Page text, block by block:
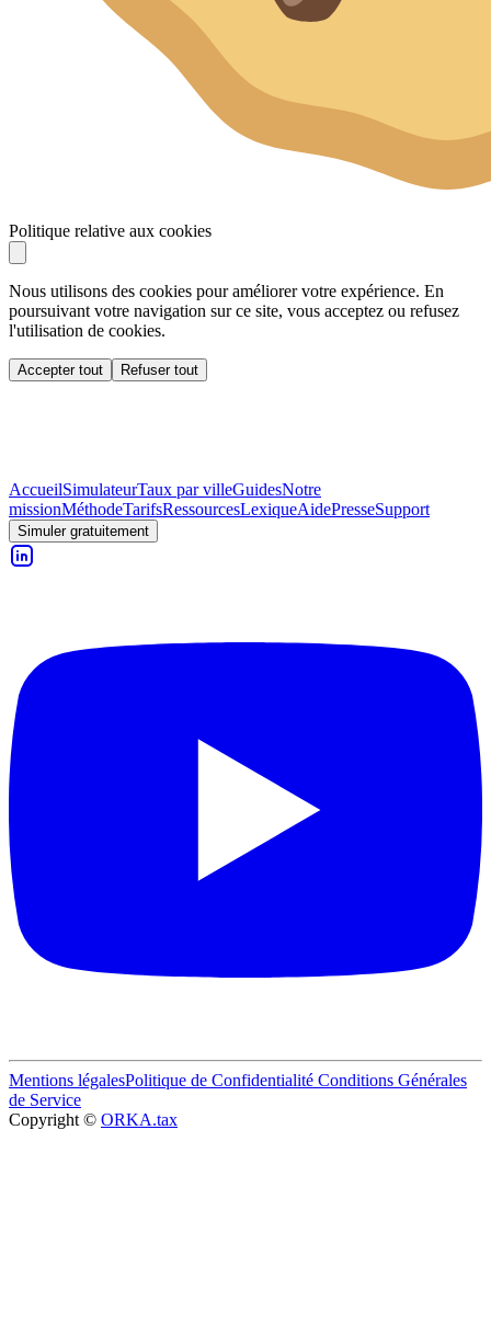
Politique relative aux cookies
Nous utilisons des cookies pour améliorer votre expérience. En
poursuivant votre navigation sur ce site, vous acceptez ou refusez
l'utilisation de cookies.
Accepter tout Refuser tout
AccueilSimulateurTaux par villeGuidesNotre
missionMéthodeTarifsRessourcesLexiqueAidePresseSupport
Simuler gratuitement
Mentions légalesPolitique de Confidentialité Conditions Générales
de Service
Copyright © ORKA.tax